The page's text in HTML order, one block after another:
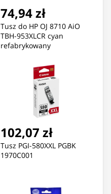
74,94 zł
Tusz do HP OJ 8710 AiO
TBH-953XLCR cyan
refabrykowany
102,07 zł
Tusz PGI-580XXL PGBK
1970C001